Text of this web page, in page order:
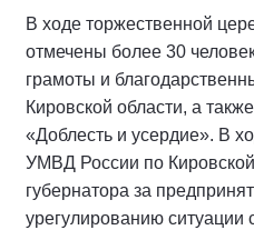
В ходе торжественной
отмечены более 30
грамоты и
Кировской области, а
«Доблесть и усердие». В
УМВД России по
губернатора за
урегулированию ситуации